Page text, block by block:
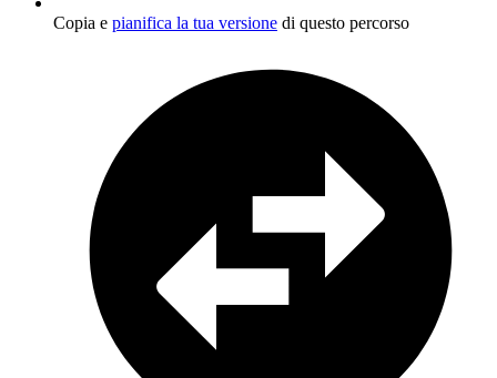
Copia e pianifica la tua versione di questo percorso